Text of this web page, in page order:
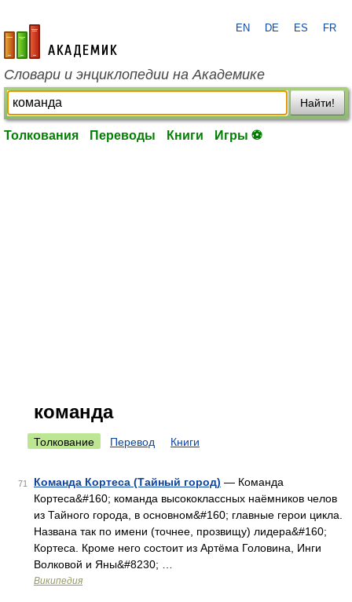
academic.ru
EN DE ES FR
Словари и энциклопедии на Академике
Найти!
Толкования Переводы Книги Игры ⚽
команда
Толкование Перевод Книги
71 Команда Кортеса (Тайный город) — Команда
Кортеса&#160; команда высококлассных наёмников челов
из Тайного города, в основном&#160; главные герои цикла.
Названа так по имени (точнее, прозвищу) лидера&#160;
Кортеса. Кроме него состоит из Артёма Головина, Инги
Волковой и Яны&#8230; …
Википедия